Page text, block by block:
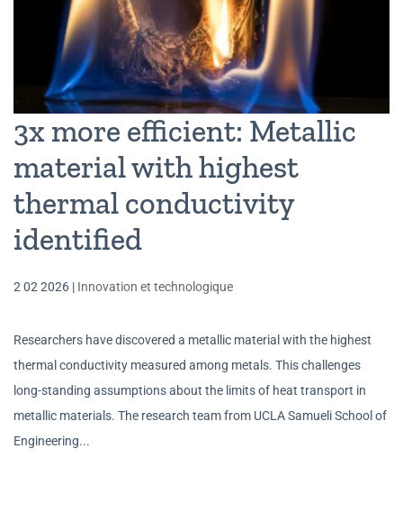
3x more efficient: Metallic
material with highest
thermal conductivity
identified
2 02 2026 | Innovation et technologique
Researchers have discovered a metallic material with the highest
thermal conductivity measured among metals. This challenges
long-standing assumptions about the limits of heat transport in
metallic materials. The research team from UCLA Samueli School of
Engineering...